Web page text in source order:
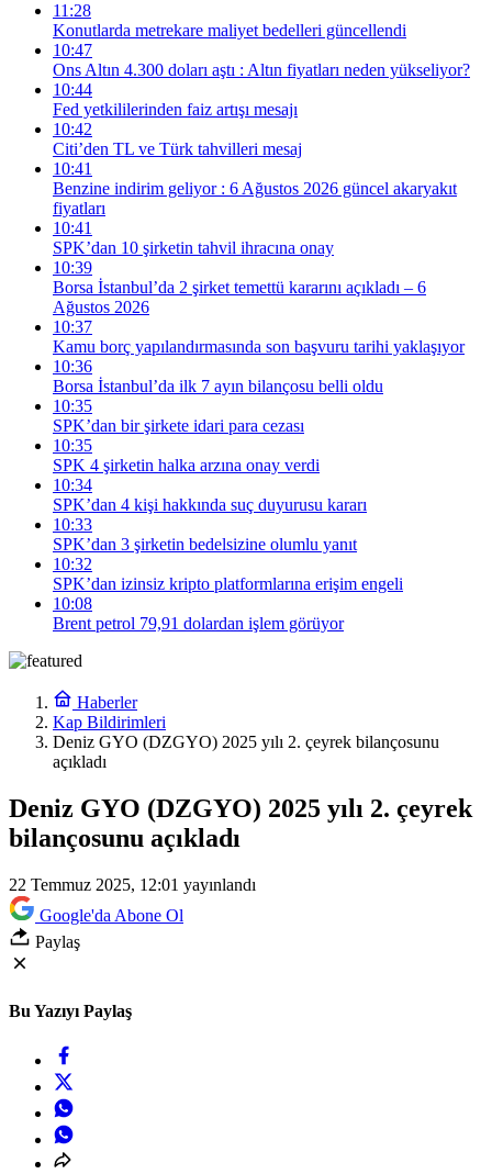
11:28
Konutlarda metrekare maliyet bedelleri güncellendi
10:47
Ons Altın 4.300 doları aştı : Altın fiyatları neden yükseliyor?
10:44
Fed yetkililerinden faiz artışı mesajı
10:42
Citi’den TL ve Türk tahvilleri mesaj
10:41
Benzine indirim geliyor : 6 Ağustos 2026 güncel akaryakıt
fiyatları
10:41
SPK’dan 10 şirketin tahvil ihracına onay
10:39
Borsa İstanbul’da 2 şirket temettü kararını açıkladı – 6
Ağustos 2026
10:37
Kamu borç yapılandırmasında son başvuru tarihi yaklaşıyor
10:36
Borsa İstanbul’da ilk 7 ayın bilançosu belli oldu
10:35
SPK’dan bir şirkete idari para cezası
10:35
SPK 4 şirketin halka arzına onay verdi
10:34
SPK’dan 4 kişi hakkında suç duyurusu kararı
10:33
SPK’dan 3 şirketin bedelsizine olumlu yanıt
10:32
SPK’dan izinsiz kripto platformlarına erişim engeli
10:08
Brent petrol 79,91 dolardan işlem görüyor
Haberler
Kap Bildirimleri
Deniz GYO (DZGYO) 2025 yılı 2. çeyrek bilançosunu
açıkladı
Deniz GYO (DZGYO) 2025 yılı 2. çeyrek
bilançosunu açıkladı
22 Temmuz 2025, 12:01 yayınlandı
Google'da Abone Ol
Paylaş
Bu Yazıyı Paylaş